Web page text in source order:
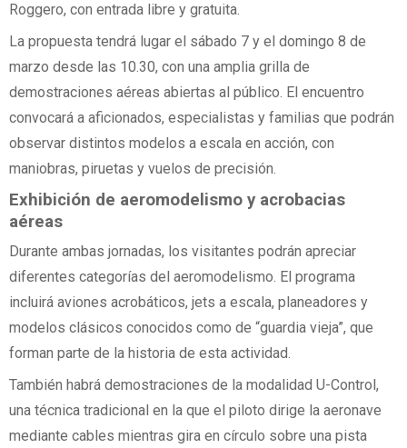
Roggero, con entrada libre y gratuita.
La propuesta tendrá lugar el sábado 7 y el domingo 8 de
marzo desde las 10.30, con una amplia grilla de
demostraciones aéreas abiertas al público. El encuentro
convocará a aficionados, especialistas y familias que podrán
observar distintos modelos a escala en acción, con
maniobras, piruetas y vuelos de precisión.
Exhibición de aeromodelismo y acrobacias
aéreas
Durante ambas jornadas, los visitantes podrán apreciar
diferentes categorías del aeromodelismo. El programa
incluirá aviones acrobáticos, jets a escala, planeadores y
modelos clásicos conocidos como de “guardia vieja”, que
forman parte de la historia de esta actividad.
También habrá demostraciones de la modalidad U-Control,
una técnica tradicional en la que el piloto dirige la aeronave
mediante cables mientras gira en círculo sobre una pista